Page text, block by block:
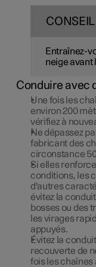
CONSEIL
Entraînez-
neige avant
Conduire avec
Une fois les
environ 200
vérifiez à
Ne dépassez
fabricant des
circonstance
Si elles
conditions, les
d'autres
évitez la
bosses ou des
les virages
appuyés.
Évitez la
recouverte de
fois les chaînes